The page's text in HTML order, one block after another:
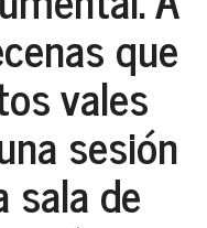
que
vales
sesión
de